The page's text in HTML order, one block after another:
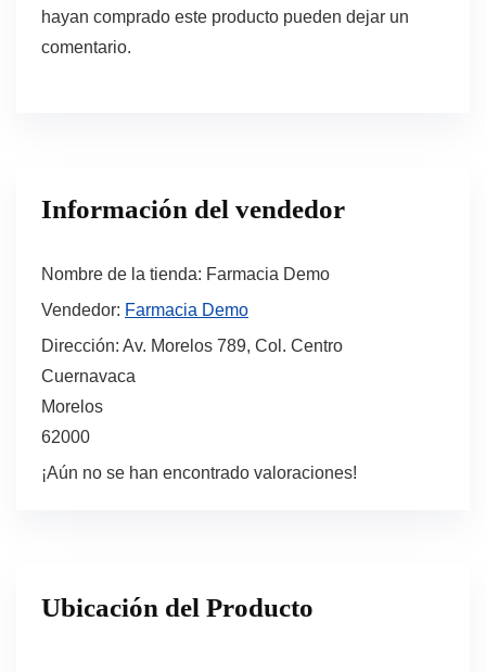
hayan comprado este producto pueden dejar un
comentario.
Información del vendedor
Nombre de la tienda: Farmacia Demo
Vendedor: Farmacia Demo
Dirección: Av. Morelos 789, Col. Centro
Cuernavaca
Morelos
62000
¡Aún no se han encontrado valoraciones!
Ubicación del Producto